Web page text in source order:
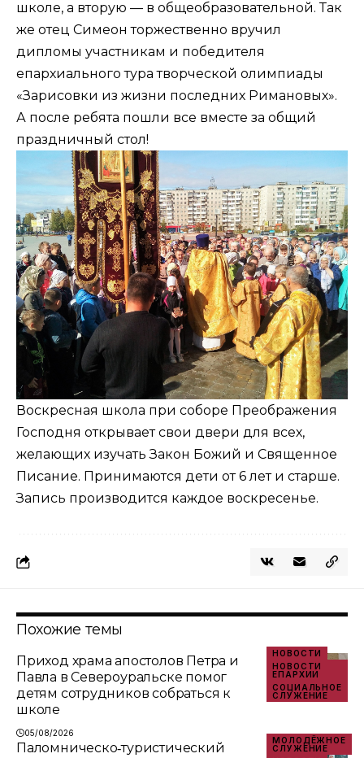
школе, а вторую — в общеобразовательной. Так
же отец Симеон торжественно вручил
дипломы участникам и победителя
епархиального тура творческой олимпиады
«Зарисовки из жизни последних Римановых».
А после ребята пошли все вместе за общий
праздничный стол!
Воскресная школа при соборе Преображения
Господня открывает свои двери для всех,
желающих изучать Закон Божий и Священное
Писание. Принимаются дети от 6 лет и старше.
Запись производится каждое воскресенье.
Похожие темы
НОВОСТИ
НОВОСТИ
ЕПАРХИИ
СОЦИАЛЬНОЕ
СЛУЖЕНИЕ
Приход храма апостолов Петра и
Павла в Североуральске помог
детям сотрудников собраться к
школе
05/08/2026
МОЛОДЁЖНОЕ
СЛУЖЕНИЕ
Паломническо‑туристический